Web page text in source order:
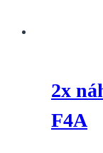
Skip
2x
F4A